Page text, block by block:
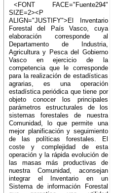
<FONT FACE="Fuente294"
SIZE=2><P
ALIGN="JUSTIFY">El Inventario
Forestal del País Vasco, cuya
elaboración corresponde al
Departamento de Industria,
Agricultura y Pesca del Gobierno
Vasco en ejercicio de la
competencia que le corresponde
para la realización de estadísticas
agrarias, es una operación
estadística periódica que tiene por
objeto conocer los principales
parámetros estructurales de los
sistemas forestales de nuestra
Comunidad, lo que permite una
mejor planificación y seguimiento
de las políticas forestales. El
coste y complejidad de esta
operación y la rápida evolución de
las masas más productivas de
nuestra Comunidad, aconsejan
integrar el Inventario en un
Sistema de información Forestal